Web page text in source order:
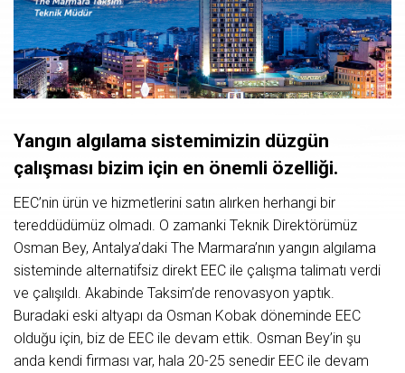
Yangın algılama sistemimizin düzgün
çalışması bizim için en önemli özelliği.
EEC’nin ürün ve hizmetlerini satın alırken herhangi bir
tereddüdümüz olmadı. O zamanki Teknik Direktörümüz
Osman Bey, Antalya’daki The Marmara’nın yangın algılama
sisteminde alternatifsiz direkt EEC ile çalışma talimatı verdi
ve çalışıldı. Akabinde Taksim’de renovasyon yaptık.
Buradaki eski altyapı da Osman Kobak döneminde EEC
olduğu için, biz de EEC ile devam ettik. Osman Bey’in şu
anda kendi firması var, hala 20-25 senedir EEC ile devam